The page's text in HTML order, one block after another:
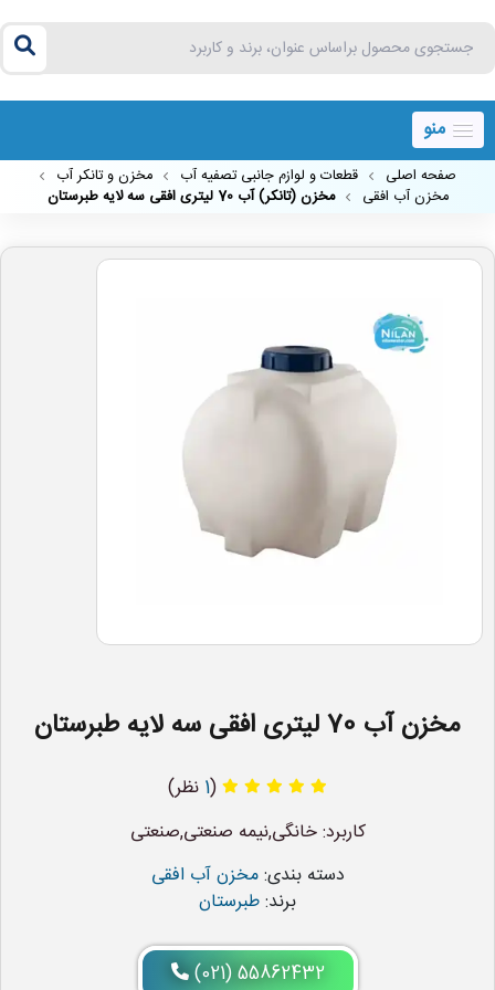
منو
صفحه اصلی قطعات و لوازم جانبی تصفیه آب
مخزن و تانکر آب
مخزن آب افقی
مخزن (تانکر) آب 70 لیتری افقی سه لایه طبرستان
مخزن آب 70 لیتری افقی سه لایه طبرستان
(
1 نظر)
کاربرد: خانگی,نیمه صنعتی,صنعتی
دسته بندی:مخزن آب افقی
برند:طبرستان
(021) 55862432